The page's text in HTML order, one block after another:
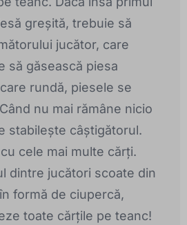
greșită, trebuie să
jucător, care
să găsească piesa
rundă, piesele se
nu mai rămâne nicio
stabilește câștigătorul.
cele mai multe cărți.
dintre jucători scoate din
formă de ciupercă,
toate cărțile pe teanc!